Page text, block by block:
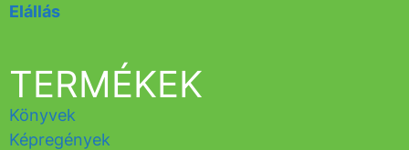
TERMÉKEK
Könyvek
Képregények
Elállás